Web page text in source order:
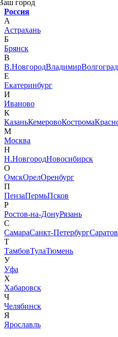
город
Россия
А
Астрахань
Б
Брянск
В
В.НовгородВладимирВолгоград
Е
Екатеринбург
И
Иваново
К
КазаньКемеровоКострома
М
Москва
Н
Н.НовгородНовосибирск
О
ОмскОрелОренбург
П
ПензаПермьПсков
Р
Ростов-на-ДонуРязань
С
СамараСанкт-ПетербургСаратов
Т
ТамбовТулаТюмень
У
Уфа
Х
Хабаровск
Ч
Челябинск
Я
Ярославль